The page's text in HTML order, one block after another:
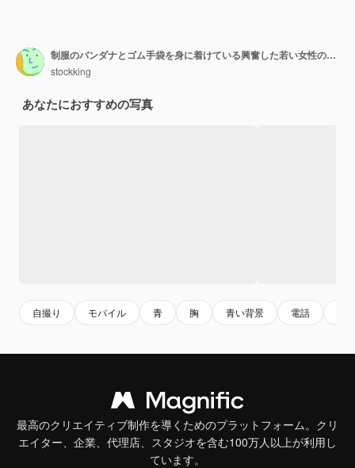
制服のバンダナとゴム手袋を身に着けている興奮した若い女性の掃除機は、青の背景に分離されたセルフィーを取って胸に触れて携帯電話を伸ばします
stockking
あなたにおすすめの写真
自撮り モバイル 青 胸 青い背景 電話
最高のクリエイティブ制作を導くためのプラットフォーム。クリ
エイター、企業、代理店、スタジオを含む100万人以上が利用し
ています。